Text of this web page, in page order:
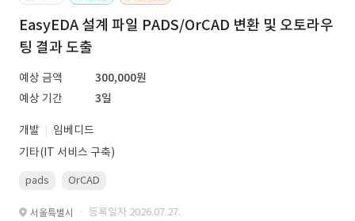
EasyEDA 설계 파일 PADS/OrCAD 변환 및 오토라우
팅 결과 도출
예상 금액
300,000원
예상 기간
3일
개발
임베디드
기타(IT 서비스 구축)
pads OrCAD
서울특별시 · 등록일자 2026.07.27.